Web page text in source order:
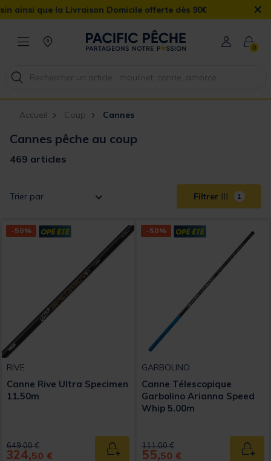
Domicile offerte dès 90€ ×
0
Accueil Coup Cannes
Cannes pêche au coup
469 articles
Trier par Filtrer 1
-50%
RIVE
Canne Rive Ultra Specimen
11.50m
Price reduced from
649,00 €to
324,50 € Ajouter au panier
-50%
GARBOLINO
Canne Télescopique
Garbolino Arianna Speed
Whip 5.00m
Price reduced from
111,00 €to
55,50 €